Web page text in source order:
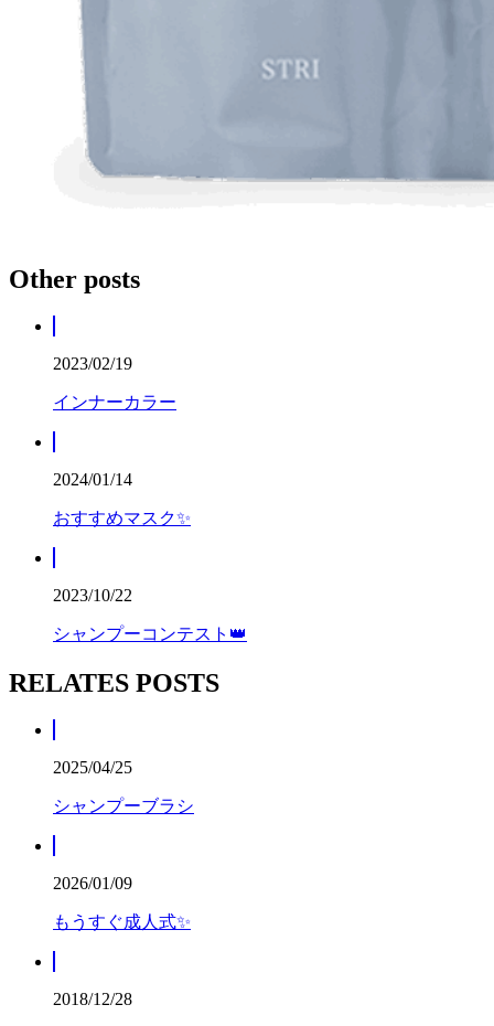
Other posts
2023/02/19
インナーカラー
2024/01/14
おすすめマスク✨️
2023/10/22
シャンプーコンテスト👑
RELATES POSTS
2025/04/25
シャンプーブラシ
2026/01/09
もうすぐ成人式✨
2018/12/28